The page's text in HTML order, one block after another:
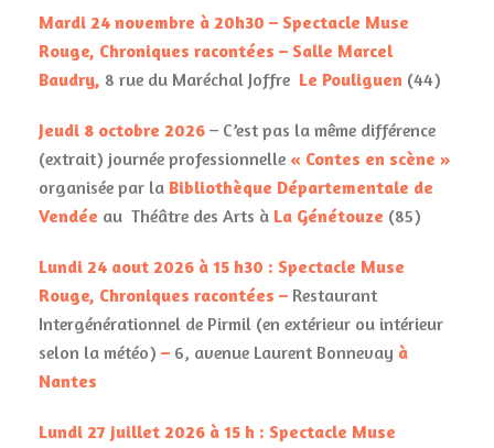
Mardi 24 novembre à 20h30 – Spectacle Muse
Rouge, Chroniques racontées – Salle Marcel
Baudry, 8 rue du Maréchal Joffre Le Pouliguen (44)
Jeudi 8 octobre 2026 – C’est pas la même différence
(extrait) journée professionnelle « Contes en scène »
organisée par la Bibliothèque Départementale de
Vendée au Théâtre des Arts à La Génétouze (85)
Lundi 24 aout 2026 à 15 h30 : Spectacle Muse
Rouge, Chroniques racontées – Restaurant
Intergénérationnel de Pirmil (en extérieur ou intérieur
selon la météo) – 6, avenue Laurent Bonnevay à
Nantes
Lundi 27 juillet 2026 à 15 h : Spectacle Muse